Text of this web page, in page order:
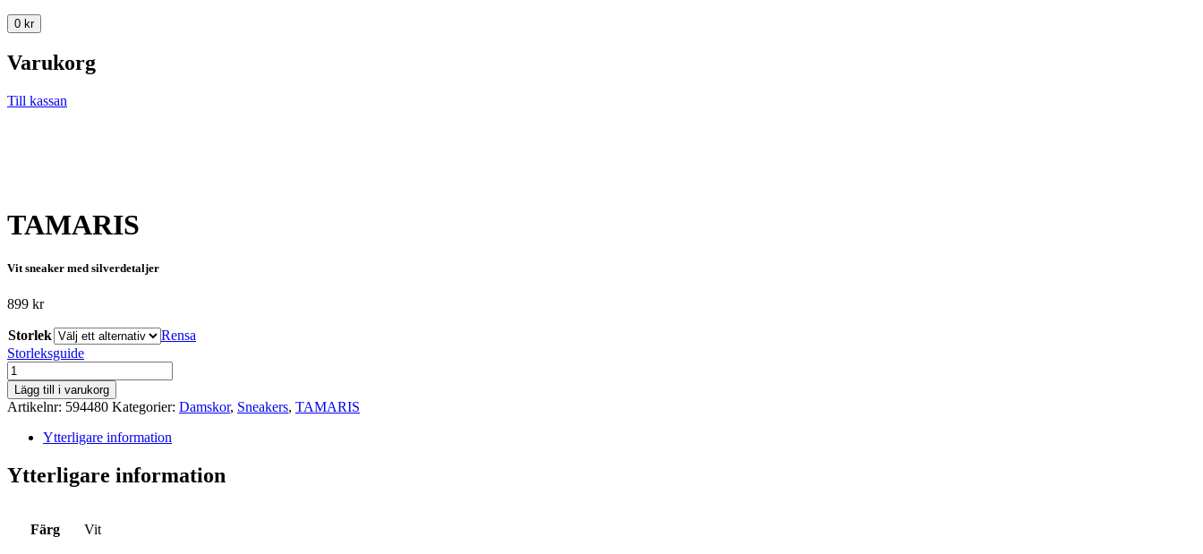
0 kr
Varukorg
Till kassan
TAMARIS
Vit sneaker med silverdetaljer
899 kr
Storlek
Rensa
Storleksguide
TAMARIS
mängd
Lägg till i varukorg
Artikelnr: 594480 Kategorier: Damskor, Sneakers, TAMARIS
Ytterligare information
Ytterligare information
Färg Vit